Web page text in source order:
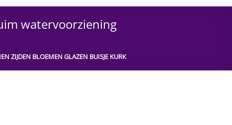
watervoorziening
ZIJDEN BLOEMEN GLAZEN BUISJE KURK